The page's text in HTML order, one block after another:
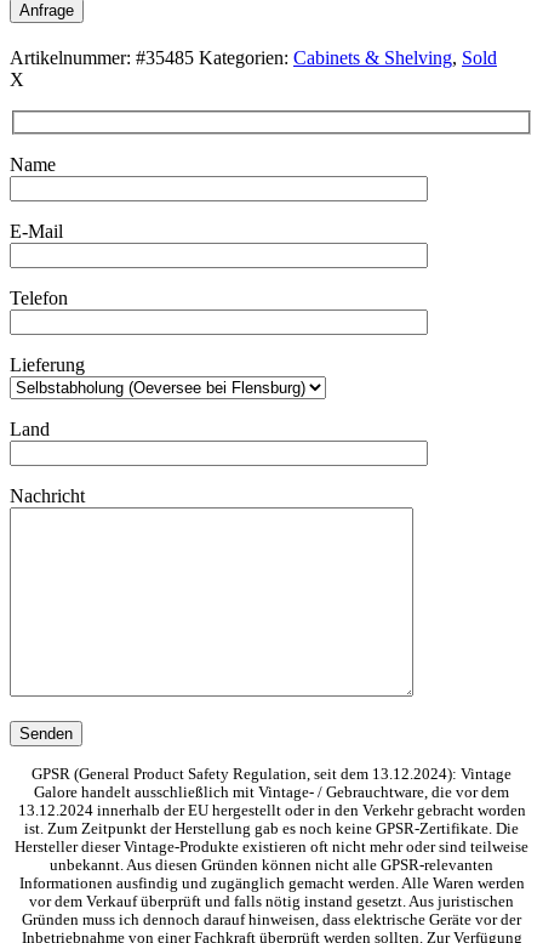
Anfrage
Artikelnummer: #35485 Kategorien: Cabinets & Shelving, Sold
X
Name
E-Mail
Telefon
Lieferung
Land
Nachricht
GPSR (General Product Safety Regulation, seit dem 13.12.2024): Vintage
Galore handelt ausschließlich mit Vintage- / Gebrauchtware, die vor dem
13.12.2024 innerhalb der EU hergestellt oder in den Verkehr gebracht worden
ist. Zum Zeitpunkt der Herstellung gab es noch keine GPSR-Zertifikate. Die
Hersteller dieser Vintage-Produkte existieren oft nicht mehr oder sind teilweise
unbekannt. Aus diesen Gründen können nicht alle GPSR-relevanten
Informationen ausfindig und zugänglich gemacht werden. Alle Waren werden
vor dem Verkauf überprüft und falls nötig instand gesetzt. Aus juristischen
Gründen muss ich dennoch darauf hinweisen, dass elektrische Geräte vor der
Inbetriebnahme von einer Fachkraft überprüft werden sollten. Zur Verfügung